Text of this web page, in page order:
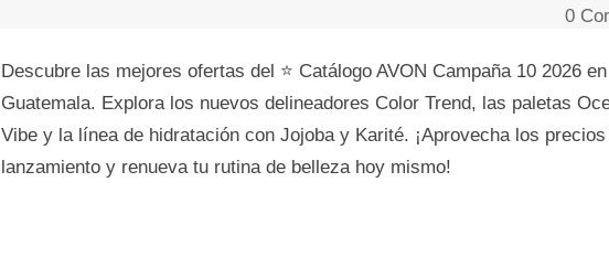
0
Descubre las mejores ofertas del ⭐ Catálogo AVON Campaña 10 2026 en
Guatemala. Explora los nuevos delineadores Color Trend, las paletas
Vibe y la línea de hidratación con Jojoba y Karité. ¡Aprovecha los precios
lanzamiento y renueva tu rutina de belleza hoy mismo!